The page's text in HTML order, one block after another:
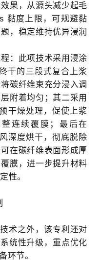
果，从源头减少起毛
黏度上限，可规避黏
，稳定维持优异浸润
：此项技术采用浸涂
干的三段式复合上浆
碳纤维束充分浸入调
附着均匀；其二采用
干燥处理，促使上浆
连续覆膜；最后在
深度烘干，彻底脱除
在碳纤维表面形成厚
膜，进一步提升材料
性。
术之外，该专利还对
统性升级，重点优化
环节。